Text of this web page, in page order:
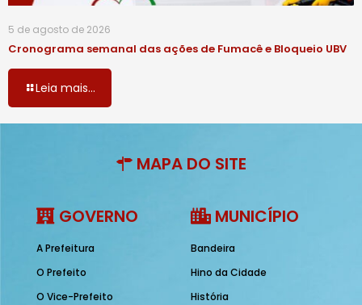
5 de agosto de 2026
Cronograma semanal das ações de Fumacê e Bloqueio UBV
Leia mais...
MAPA DO SITE
GOVERNO
A Prefeitura
O Prefeito
O Vice-Prefeito
MUNICÍPIO
Bandeira
Hino da Cidade
História